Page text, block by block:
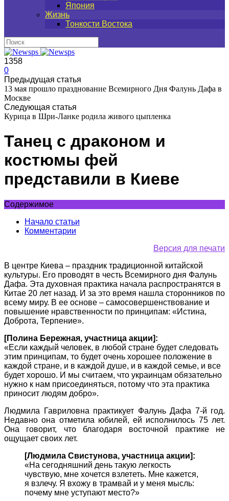
Япония
Жизнь
Тонкости Востока
1358
0
Предыдущая статья
13 мая прошло празднование Всемирного Дня Фалунь Дафа в
Москве
Следующая статья
Курица в Шри-Ланке родила живого цыпленка
Танец с драконом и
костюмы фей
представили в Киеве
Содержимое
Начало статьи
Комментарии
Версия для печати
В центре Киева – праздник традиционной китайской
культуры. Его проводят в честь Всемирного дня Фалунь
Дафа. Эта духовная практика начала распространятся в
Китае 20 лет назад. И за это время нашла сторонников по
всему миру. В ее основе – самосовершенствование и
повышение нравственности по принципам: «Истина,
Доброта, Терпение».
[Полина Бережная, участница акции]:
«Если каждый человек, в любой стране будет следовать
этим принципам, то будет очень хорошее положение в
каждой стране, и в каждой душе, и в каждой семье, и все
будет хорошо. И мы считаем, что украинцам обязательно
нужно к нам присоединяться, потому что эта практика
приносит людям добро».
Людмила Гавриловна практикует Фалунь Дафа 7-й год.
Недавно она отметила юбилей, ей исполнилось 75 лет.
Она говорит, что благодаря восточной практике не
ощущает своих лет.
[Людмила Свистунова, участница акции]:
«На сегодняшний день такую легкость
чувствую, мне хочется взлететь. Мне кажется,
я взлечу. Я вхожу в трамвай и у меня мысль:
почему мне уступают место?»